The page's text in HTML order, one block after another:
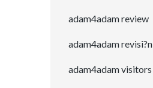
adam4adam review
adam4adam revisi?n
adam4adam visitors